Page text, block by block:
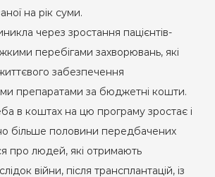
на рік суми.
через зростання пацієнтів-
перебігами захворювань, які
забезпечення
препаратами за бюджетні кошти.
в коштах на цю програму зростає і
більше половини передбачених
про людей, які отримають
війни, після трансплантацій, із